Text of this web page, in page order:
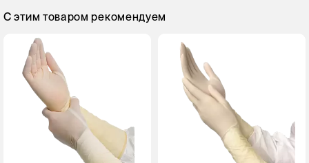
С этим товаром рекомендуем